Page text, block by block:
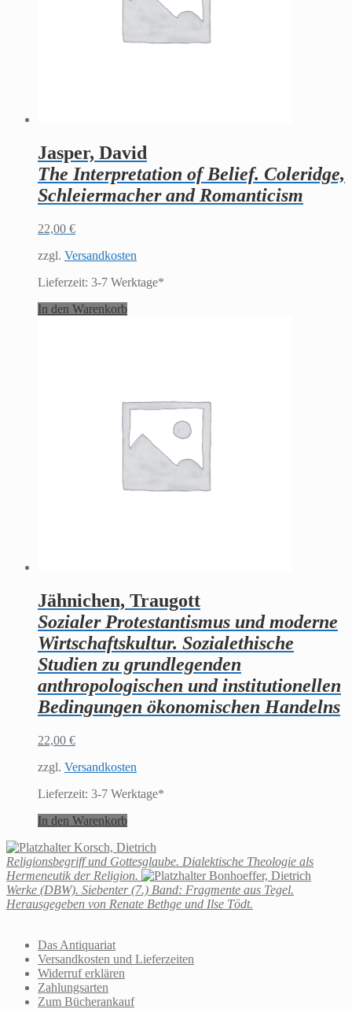
Jasper, David
The Interpretation of Belief. Coleridge,
Schleiermacher and Romanticism
22,00 €
zzgl. Versandkosten
Lieferzeit: 3-7 Werktage*
In den Warenkorb
Jähnichen, Traugott
Sozialer Protestantismus und moderne
Wirtschaftskultur. Sozialethische
Studien zu grundlegenden
anthropologischen und institutionellen
Bedingungen ökonomischen Handelns
22,00 €
zzgl. Versandkosten
Lieferzeit: 3-7 Werktage*
In den Warenkorb
Korsch, Dietrich
Religionsbegriff und Gottesglaube. Dialektische Theologie als
Hermeneutik der Religion.
Bonhoeffer, Dietrich
Werke (DBW). Siebenter (7.) Band: Fragmente aus Tegel.
Herausgegeben von Renate Bethge und Ilse Tödt.
Das Antiquariat
Versandkosten und Lieferzeiten
Widerruf erklären
Zahlungsarten
Zum Bücherankauf